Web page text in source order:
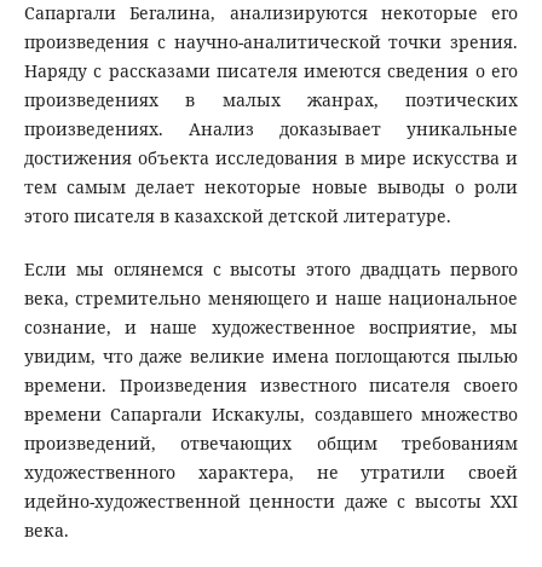
Сапаргали Бегалина, анализируются некоторые его
произведения с научно-аналитической точки зрения.
Наряду с рассказами писателя имеются сведения о его
произведениях в малых жанрах, поэтических
произведениях. Анализ доказывает уникальные
достижения объекта исследования в мире искусства и
тем самым делает некоторые новые выводы о роли
этого писателя в казахской детской литературе.
Если мы оглянемся с высоты этого двадцать первого
века, стремительно меняющего и наше национальное
сознание, и наше художественное восприятие, мы
увидим, что даже великие имена поглощаются пылью
времени. Произведения известного писателя своего
времени Сапаргали Искакулы, создавшего множество
произведений, отвечающих общим требованиям
художественного характера, не утратили своей
идейно-художественной ценности даже с высоты ХХI
века.